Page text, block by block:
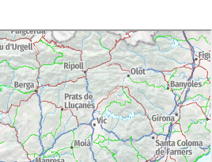
modernista "Els 4 Gats"
"Abad Cisneros" de
Milà, Casa Lleó Morera, Monastí
(Museu i Tro de la
Codorniu
a les bodegues Codorníu
2 dies